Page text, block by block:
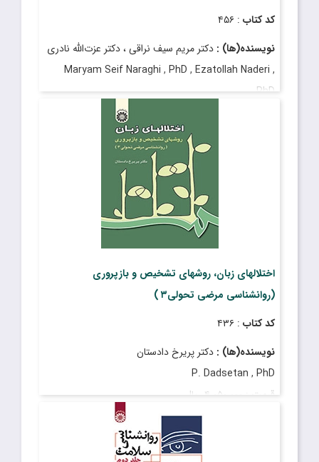
کد کتاب : ۴۵۶
نویسنده(ها) : دکتر مریم سیف نراقى ، دکتر عزت‌الله نادرى
Maryam Seif Naraghi , PhD , Ezatollah Naderi ,
PhD
: خرداد ۱۴۰۳
اختلالهای زبان، روشهای تشخیص و بازپروری
(روانشناسی مرضی تحولی۳ )
کد کتاب : ۴۳۶
نویسنده(ها) : دکتر پریرخ دادستان
P. Dadsetan , PhD
قیمت: ۴٬۰۵۰٬۰۰۰ ریال